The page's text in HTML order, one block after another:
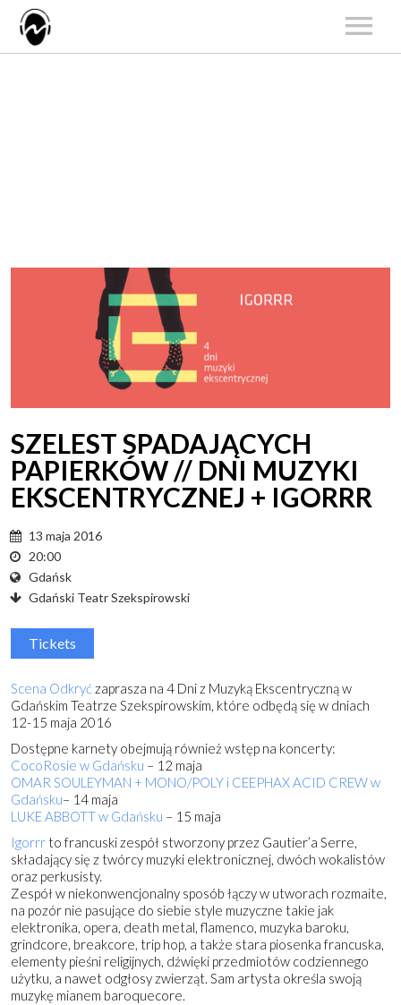
KONTAKT
SZELEST SPADAJĄCYCH
PAPIERKÓW // DNI MUZYKI
EKSCENTRYCZNEJ + IGORRR
13 maja 2016
20:00
Gdańsk
Gdański Teatr Szekspirowski
Tickets
Scena Odkryć zaprasza na 4 Dni z Muzyką Ekscentryczną w
Gdańskim Teatrze Szekspirowskim, które odbędą się w dniach
12-15 maja 2016
Dostępne karnety obejmują również wstęp na koncerty:
CocoRosie w Gdańsku – 12 maja
OMAR SOULEYMAN + MONO/POLY i CEEPHAX ACID CREW w
Gdańsku– 14 maja
LUKE ABBOTT w Gdańsku – 15 maja
Igorrr to francuski zespół stworzony przez Gautier’a Serre,
składający się z twórcy muzyki elektronicznej, dwóch wokalistów
oraz perkusisty.
Zespół w niekonwencjonalny sposób łączy w utworach rozmaite,
na pozór nie pasujące do siebie style muzyczne takie jak
elektronika, opera, death metal, flamenco, muzyka baroku,
grindcore, breakcore, trip hop, a także stara piosenka francuska,
elementy pieśni religijnych, dźwięki przedmiotów codziennego
użytku, a nawet odgłosy zwierząt. Sam artysta określa swoją
muzykę mianem baroquecore.